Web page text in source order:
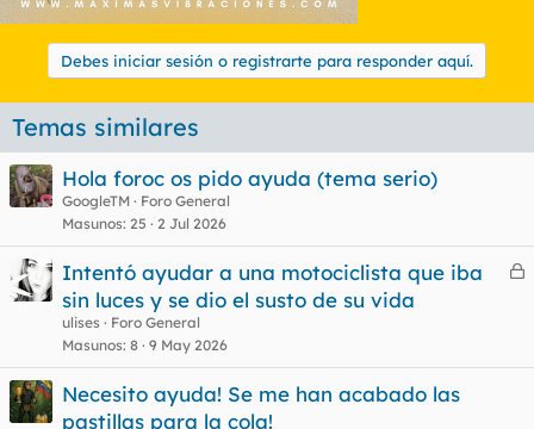
Debes iniciar sesión o registrarte para responder aquí.
Temas similares
Hola foroc os pido ayuda (tema serio)
GoogleTM
Foro General
Masunos 25 2 Jul 2026
C
a
Intentó ayudar a una motociclista que iba
sin luces y se dio el susto de su vida
ulises
Foro General
Masunos 8 9 May 2026
Necesito ayuda! Se me han acabado las
pastillas para la cola!